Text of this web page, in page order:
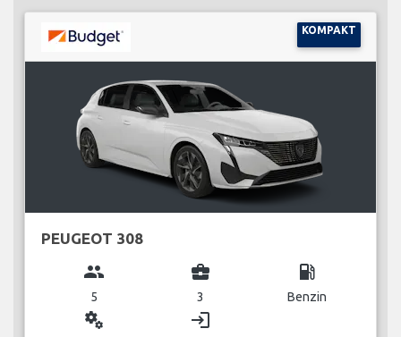
KOMPAKT
PEUGEOT 308
group
5
business_center
3
local_gas_station
Benzin
miscellaneous_services login